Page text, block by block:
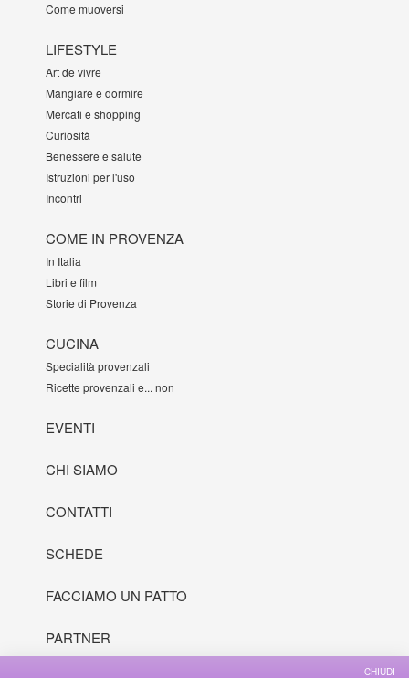
Come muoversi
LIFESTYLE
Art de vivre
Mangiare e dormire
Mercati e shopping
Curiosità
Benessere e salute
Istruzioni per l'uso
Incontri
COME IN PROVENZA
In Italia
Libri e film
Storie di Provenza
CUCINA
Specialità provenzali
Ricette provenzali e... non
EVENTI
CHI SIAMO
CONTATTI
SCHEDE
FACCIAMO UN PATTO
PARTNER
CHIUDI